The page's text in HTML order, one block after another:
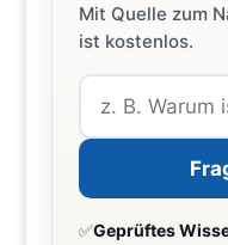
Mit Quelle zum
ist kostenlos.
✅Geprüftes